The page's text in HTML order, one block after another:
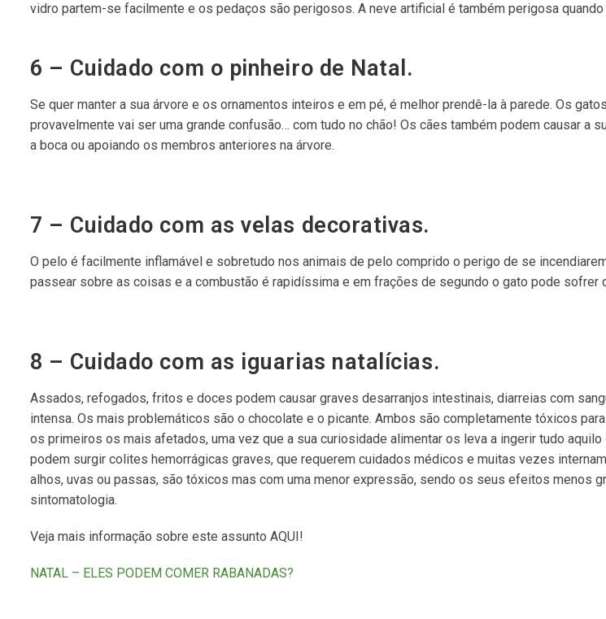
vidro partem-se facilmente e os pedaços são perigosos. A neve artificial é também perigosa quando
6 – Cuidado com o pinheiro de Natal.
Se quer manter a sua árvore e os ornamentos inteiros e em pé, é melhor prendê-la à parede. Os
provavelmente vai ser uma grande confusão… com tudo no chão! Os cães também podem causar a
a boca ou apoiando os membros anteriores na árvore.
7 – Cuidado com as velas decorativas.
O pelo é facilmente inflamável e sobretudo nos animais de pelo comprido o perigo de se
passear sobre as coisas e a combustão é rapidíssima e em frações de segundo o gato pode sofrer
8 – Cuidado com as iguarias natalícias.
Assados, refogados, fritos e doces podem causar graves desarranjos intestinais, diarreias com
intensa. Os mais problemáticos são o chocolate e o picante. Ambos são completamente tóxicos
os primeiros os mais afetados, uma vez que a sua curiosidade alimentar os leva a ingerir tudo
podem surgir colites hemorrágicas graves, que requerem cuidados médicos e muitas vezes
alhos, uvas ou passas, são tóxicos mas com uma menor expressão, sendo os seus efeitos menos
sintomatologia.
Veja mais informação sobre este assunto AQUI!
NATAL – ELES PODEM COMER RABANADAS?